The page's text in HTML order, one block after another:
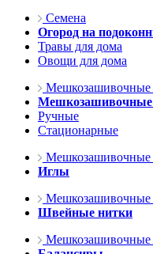
Семена
Огород на
Травы для дома
Овощи для дома
Мешкозашивочные
Ручные
Стационарные
Мешкозашивочные
Иглы
Мешкозашивочные
Швейные нитки
Мешкозашивочные